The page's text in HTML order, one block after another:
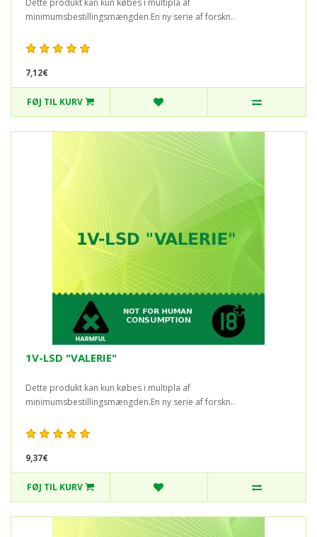
minimumsbestillingsmængden.En ny serie af forskn..
7,12€
FØJ TIL KURV
1V-LSD "VALERIE"
Dette produkt kan kun købes i multipla af
minimumsbestillingsmængden.En ny serie af forskn..
9,37€
FØJ TIL KURV